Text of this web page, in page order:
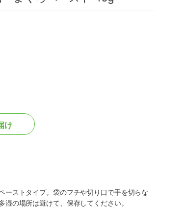
け
ーストタイプ。袋のフチや切り口で手を切らな
の場所は避けて、保存してください。